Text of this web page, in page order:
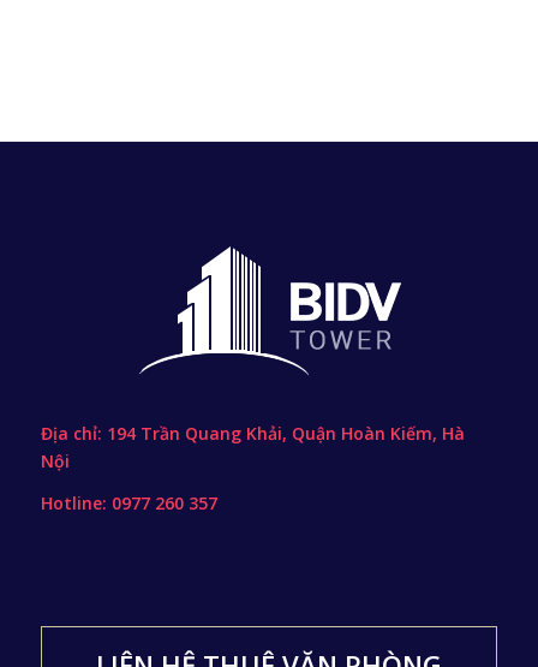
Địa chỉ: 194 Trần Quang Khải, Quận Hoàn Kiếm, Hà
Nội
Hotline: 0977 260 357